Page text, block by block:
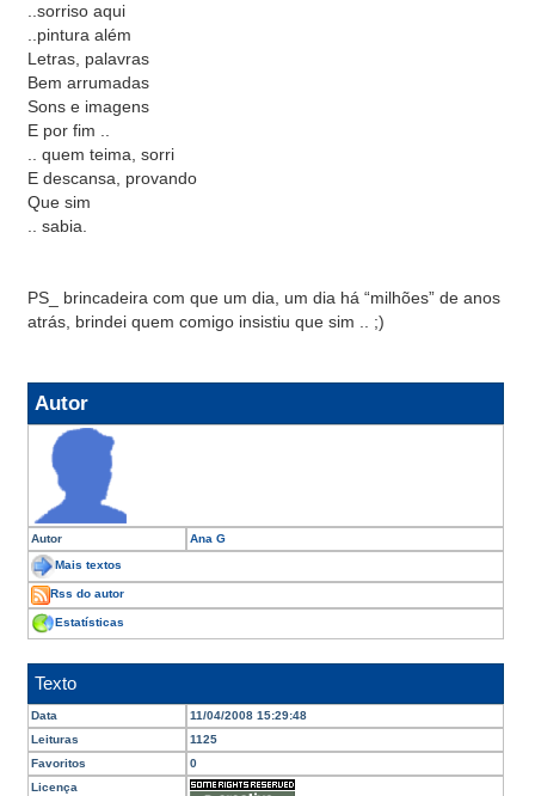
..sorriso aqui
..pintura além
Letras, palavras
Bem arrumadas
Sons e imagens
E por fim ..
.. quem teima, sorri
E descansa, provando
Que sim
.. sabia.
PS_ brincadeira com que um dia, um dia há “milhões” de anos
atrás, brindei quem comigo insistiu que sim .. ;)
Autor
Autor Ana G
Mais textos
Rss do autor
Estatísticas
Texto
Data
11/04/2008 15:29:48
Leituras
1125
Favoritos
0
Licença